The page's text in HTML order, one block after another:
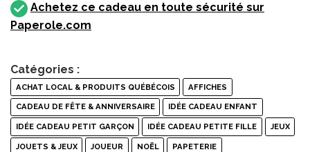
Achetez ce cadeau en toute sécurité sur
Paperole.com
Catégories :
ACHAT LOCAL & PRODUITS QUÉBÉCOIS AFFICHES
CADEAU DE FÊTE & ANNIVERSAIRE IDÉE CADEAU ENFANT
IDÉE CADEAU PETIT GARÇON IDÉE CADEAU PETITE FILLE JEUX
JOUETS & JEUX JOUEUR NOËL PAPETERIE